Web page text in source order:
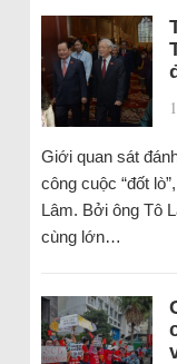
Giới quan sát
công cuộc “đốt
Lâm. Bởi ông Tô
cùng lớn…